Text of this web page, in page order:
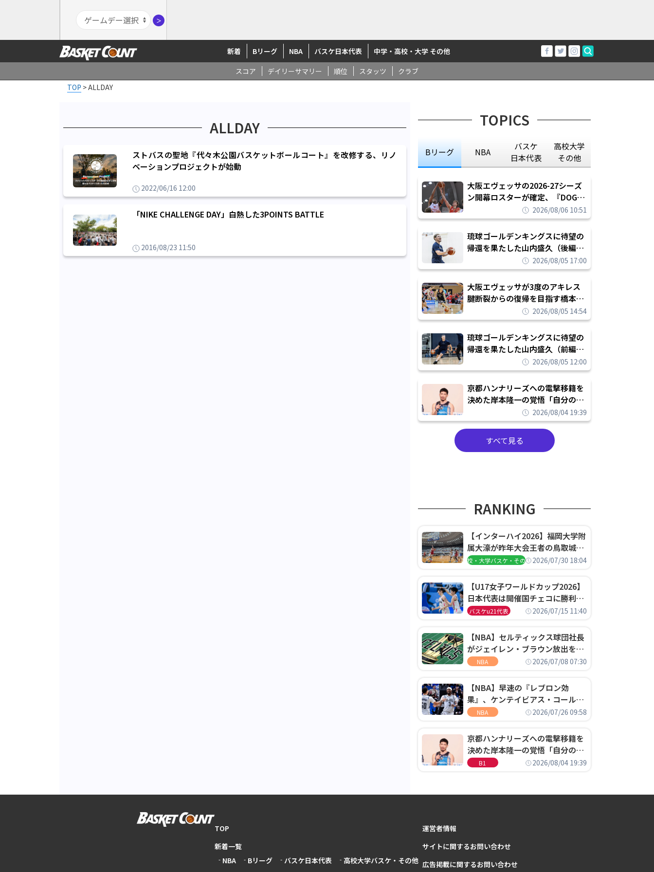
＞
新着 Bリーグ NBA バスケ日本代表 中学・高校・大学 その他
スコア デイリーサマリー 順位 スタッツ
クラブ
TOP >ALLDAY
ALLDAY
ストバスの聖地『代々木公園バスケットボールコート』を改修する、リノ
ベーションプロジェクトが始動
2022/06/16 12:00
「NIKE CHALLENGE DAY」白熱した3POINTS BATTLE
2016/08/23 11:50
TOPICS
Bリーグ NBA
バスケ
日本代表
高校大学
その他
大阪エヴェッサの2026-27シーズ
ン開幕ロスターが確定、『DOG
FIGHT』のチームカルチャーを推
し進めて結果を求めるシーズンへ
2026/08/06 10:51
琉球ゴールデンキングスに待望の
帰還を果たした山内盛久（後編）
「1人のウチナーンチュとしてみ
んなが誇りに思えるチームにして
いく」
2026/08/05 17:00
大阪エヴェッサが3度のアキレス
腱断裂からの復帰を目指す橋本拓
哉と契約を締結「もう一度コート
に立ちたい」
2026/08/05 14:54
琉球ゴールデンキングスに待望の
帰還を果たした山内盛久（前編）
「キングスが積み上げてきたもの
を次の世代に繋いでいくのがやり
甲斐」
2026/08/05 12:00
京都ハンナリーズへの電撃移籍を
決めた岸本隆一の覚悟「自分のエ
ゴというちっぽけなことのため
に、京都に来たわけではない」
2026/08/04 19:39
すべて見る
RANKING
【インターハイ2026】福岡大学附
属大濠が昨年大会王者の鳥取城北
を撃破、大阪薫英女学院は岐阜女
高校・大学バスケ・その他2026/07/30 18:04
【U17女子ワールドカップ2026】
日本代表は開催国チェコに勝利し
て予選グループ3連勝で首位通
決定
バスケu21代表 2026/07/15 11:40
【NBA】セルティックス球団社長
がジェイレン・ブラウン放出を説
明「キャップの70％が2人の選手
NBA 2026/07/08 07:30
【NBA】早速の『レブロン効
果』、ケンテイビアス・コールド
ウェル・ポープがセブンティシク
NBA 2026/07/26 09:58
京都ハンナリーズへの電撃移籍を
決めた岸本隆一の覚悟「自分のエ
ゴというちっぽけなことのため
B1 2026/08/04 19:39
TOP
新着一覧
NBA
Bリーグ バスケ日本代表 高校大学バスケ・その他
運営者情報
サイトに関するお問い合わせ
広告掲載に関するお問い合わせ